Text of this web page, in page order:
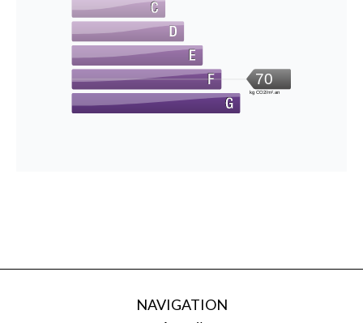
70
kg CO2/m².an
NAVIGATION